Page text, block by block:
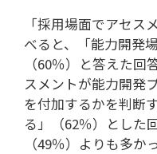
「採用場面でアセス
べると、「能力開発
（60％）と答えた
スメントが能力開発
を付加するかを判断
る」（62％）とした
（49％）よりも多か